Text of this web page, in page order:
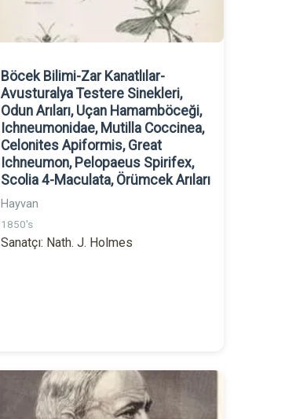
Böcek Bilimi-Zar Kanatlılar-
Avusturalya Testere Sinekleri,
Odun Arıları, Uçan Hamamböceği,
Ichneumonidae, Mutilla Coccinea,
Celonites Apiformis, Great
Ichneumon, Pelopaeus Spirifex,
Scolia 4-Maculata, Örümcek Arıları
Hayvan
1850's
Sanatçı: Nath. J. Holmes